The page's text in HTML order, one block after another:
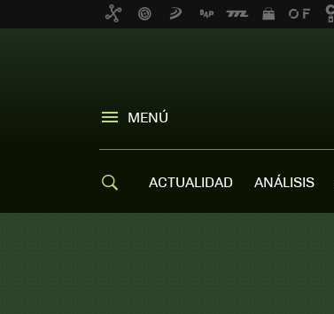
MENÚ
ACTUALIDAD ANÁLISIS